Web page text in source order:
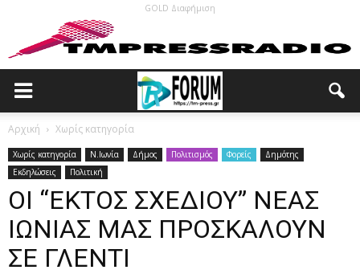
GOLD Διαφήμιση
Αρχική Χωρίς κατηγορία
Χωρίς κατηγορία N.Ιωνία Δήμος Πολιτισμός Φορείς
Δημότης
Εκδηλώσεις
Πολιτική
ΟΙ “ΕΚΤΟΣ ΣΧΕΔΙΟΥ” ΝΕΑΣ
ΙΩΝΙΑΣ ΜΑΣ ΠΡΟΣΚΑΛΟΥΝ
ΣΕ ΓΛΕΝΤΙ